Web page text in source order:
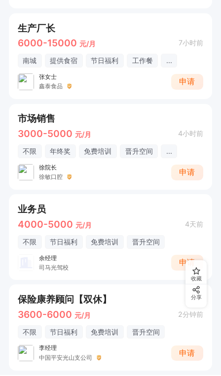
生产厂长
6000-15000 元/月 7小时前
南城 提供食宿 节日福利 工作餐 ...
张女士
鑫泰食品
申请
市场销售
3000-5000 元/月 4小时前
不限 年终奖 免费培训 晋升空间 ...
徐院长
徐敏口腔
申请
业务员
4000-5000 元/月 4天前
不限 节日福利 免费培训 晋升空间
余经理
司马光驾校
申请
保险康养顾问【双休】
3600-6000 元/月 2分钟前
不限 节日福利 免费培训 晋升空间
李经理
中国平安光山支公司
申请
收藏
分享